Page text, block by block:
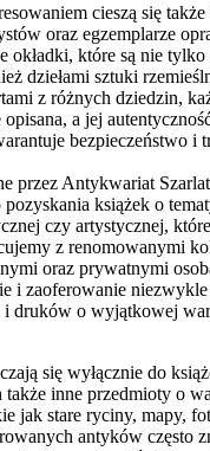
cieszą się
oraz egzemplarze
okładki, które są nie tylko
dziełami sztuki
z różnych dziedzin,
a jej
bezpieczeństwo i
przez Antykwariat
pozyskania książek o
czy artystycznej,
z renomowanymi
oraz prywatnymi
i zaoferowanie
i druków o wyjątkowej
się wyłącznie do
inne przedmioty o
jak stare ryciny, mapy,
antyków często